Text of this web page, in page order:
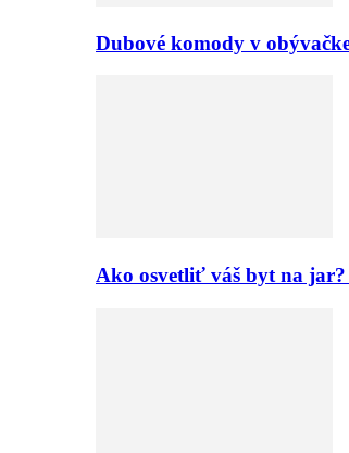
Dubové komody v
Ako osvetliť váš byt na